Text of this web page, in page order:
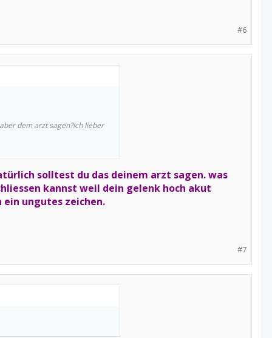
#6
dem arzt sagen?ich lieber
solltest du das deinem arzt sagen. was
kannst weil dein gelenk hoch akut
ungutes zeichen.
#7